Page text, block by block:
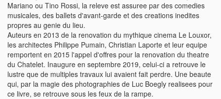
Mariano ou Tino Rossi, la releve est assuree par des comedies
musicales, des ballets d'avant-garde et des creations inedites
propres au genie du lieu.
Auteurs en 2013 de la renovation du mythique cinema Le Louxor,
les architectes Philippe Pumain, Christian Laporte et leur equipe
remportent en 2015 l'appel d'offres pour la renovation du theatre
du Chatelet. Inaugure en septembre 2019, celui-ci a retrouve le
lustre que de multiples travaux lui avaient fait perdre. Une beaute
qui, par la magie des photographies de Luc Boegly realisees pour
ce livre, se retrouve sous les feux de la rampe.